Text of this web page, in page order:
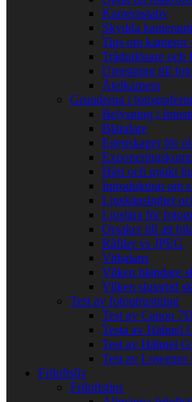
Kamerastativ
Skydda
Tips om
Trådutlösare och
Utrustning till
Åtelkamera
Grunderna i
Belysning i
Bländare
Egenskaper för
Hårt och mjukt
Introduktion om
Ljuskänslighet
Ljuslära för
Orsaker till att
Råfiler vs JPEG
Vitbalans
Vilken bländare
Vilken slutartid
Test av fotoutrustning
Test av Canon 7D
Testa av Hähnel
Test av Hähnel
Test av Lowepro
Friluftsliv
Friluftstips